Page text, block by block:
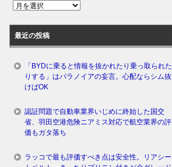
過
ロ
グ
最近の投稿
「BYDに乗ると情報を抜かれたり乗っ取られた
りする」はパラノイアの妄言。心配ならシム抜
けばOK
認証問題で自動車業界いじめに終始した国交
省、羽田空港危険ニアミス対応で航空業界の評
価もガタ落ち
ラッコで最も評価すべき点は安全性。リアシー